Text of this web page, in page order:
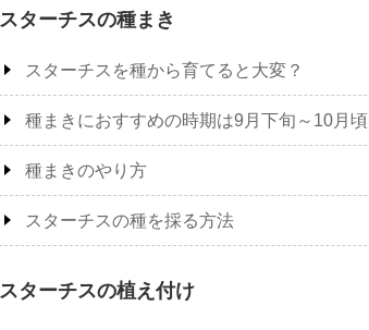
スターチスの種まき
スターチスを種から育てると大変？
種まきにおすすめの時期は9月下旬～10月頃
種まきのやり方
スターチスの種を採る方法
スターチスの植え付け